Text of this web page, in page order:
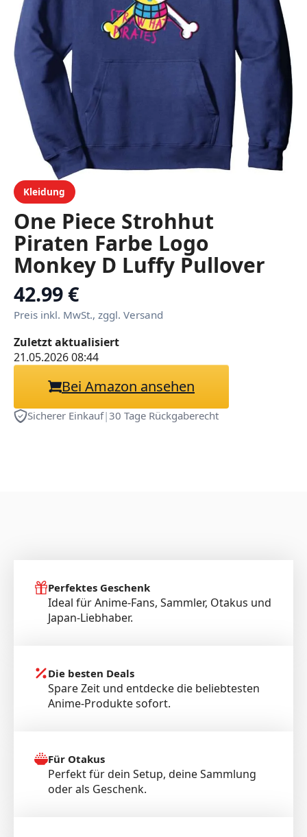
Kleidung
One Piece Strohhut
Piraten Farbe Logo
Monkey D Luffy Pullover
Hoodie
42.99 €
Preis inkl. MwSt., zggl. Versand
Zuletzt aktualisiert
21.05.2026 08:44
Bei Amazon ansehen
Sicherer Einkauf|30 Tage Rückgaberecht
Perfektes Geschenk
Ideal für Anime-Fans, Sammler, Otakus und
Japan-Liebhaber.
Die besten Deals
Spare Zeit und entdecke die beliebtesten
Anime-Produkte sofort.
Für Otakus
Perfekt für dein Setup, deine Sammlung
oder als Geschenk.